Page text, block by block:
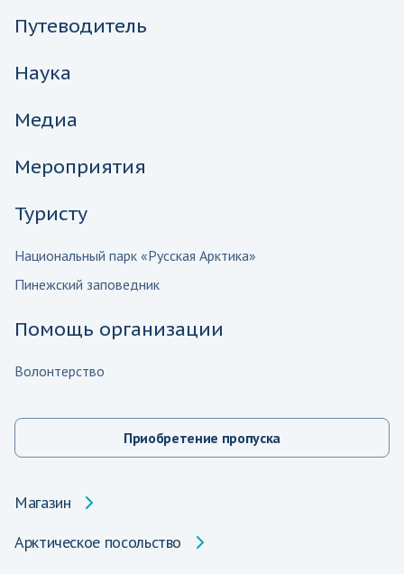
Путеводитель
Наука
Медиа
Мероприятия
Туристу
Национальный парк «Русская Арктика»
Пинежский заповедник
Помощь организации
Волонтерство
Приобретение пропуска
Магазин
Арктическое посольство